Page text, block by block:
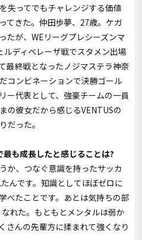
失ってでもチャレンジする価値
てきた。仲田歩夢、27歳。ケガ
たが、WEリーグプレシーズンマ
ディベレーザ戦でスタメン出場
最終戦となったノジマステラ神奈
コンビネーションで決勝ゴール
ー代表として、強豪チームの一員
の彼女だから感じるVENTUSの
った――。
も成長したと感じることは?
か、つなぐ意識を持ったサッカ
んです。知識としてほぼゼロに
べたことです。あとは気持ちの部
れた。もともとメンタルは弱か
さんの先輩方に揉まれて強くなり